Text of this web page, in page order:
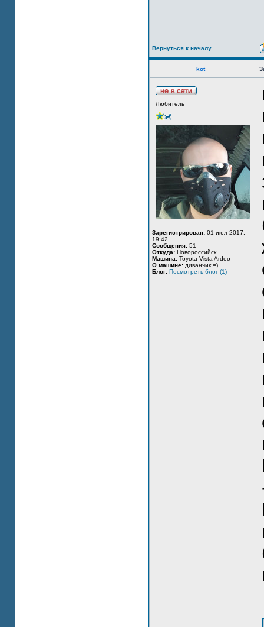
Вернуться к началу
kot_
Любитель
Зарегистрирован: 01 июл 2017,
19:42
Сообщения: 51
Откуда: Новороссийск
Машина: Toyota Vista Ardeo
О машине: диванчик =)
Блог: Посмотреть блог (1)